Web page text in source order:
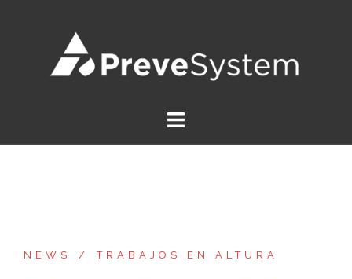
NEWS TRABAJOS EN ALTURA